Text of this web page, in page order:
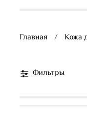
Главная Кожа
Фильтры